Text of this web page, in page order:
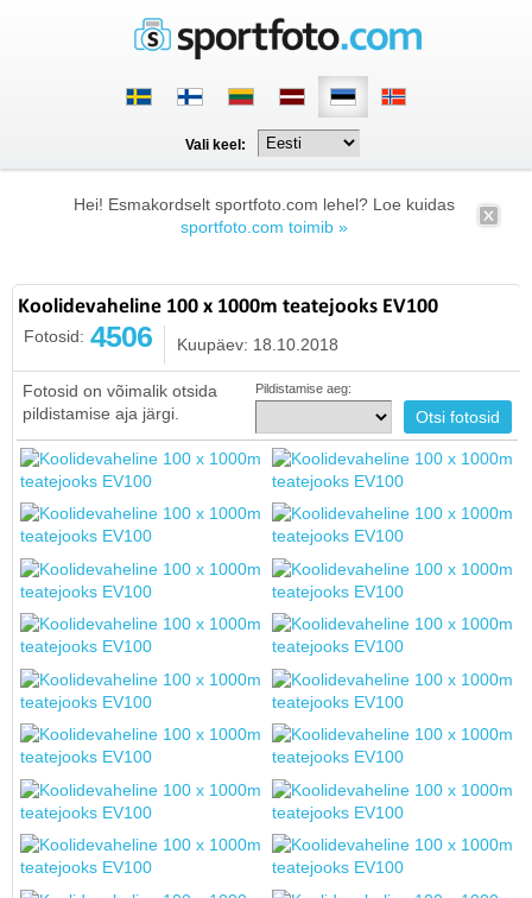
Vali keel:
Hei! Esmakordselt sportfoto.com lehel? Loe kuidas
sportfoto.com toimib »
Koolidevaheline 100 x 1000m teatejooks EV100
Fotosid: 4506 Kuupäev: 18.10.2018
Fotosid on võimalik otsida
pildistamise aja järgi.
Pildistamise aeg: